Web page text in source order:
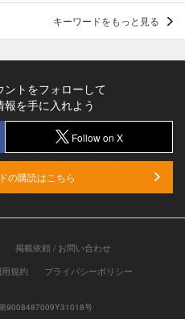
キーワードをもっと見る
トをフォローして
を手に入れよう
Follow on X
の購読はこちら
掲載依頼 / お問い合わせ
規約 プライバシーポリシー
9008487009Y31018号